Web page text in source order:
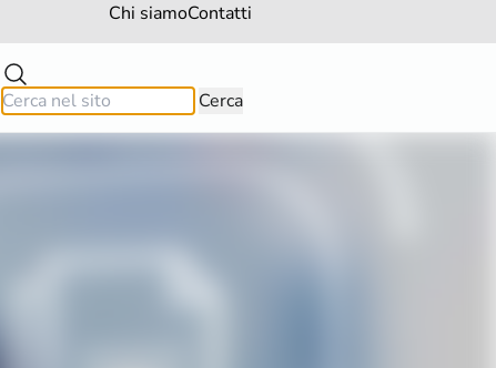
Chi siamoContatti